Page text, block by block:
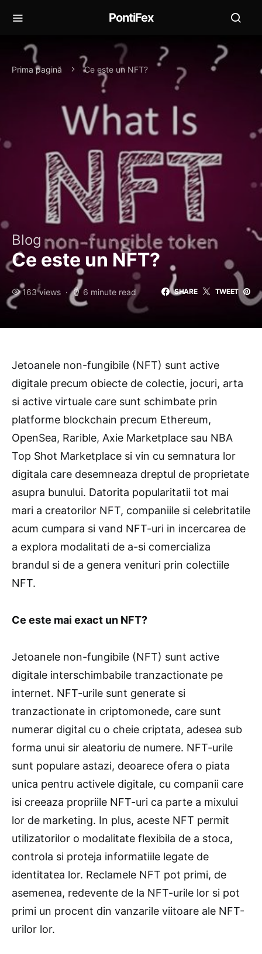
PontiFex
Prima pagină Ce este un NFT?
Blog
Ce este un NFT?
163 views 6 minute read SHARE TWEET
Jetoanele non-fungibile (NFT) sunt active
digitale precum obiecte de colectie, jocuri, arta
si active virtuale care sunt schimbate prin
platforme blockchain precum Ethereum,
OpenSea, Rarible, Axie Marketplace sau NBA
Top Shot Marketplace si vin cu semnatura lor
digitala care desemneaza dreptul de proprietate
asupra bunului. Datorita popularitatii tot mai
mari a creatorilor NFT, companiile si celebritatile
acum cumpara si vand NFT-uri in incercarea de
a explora modalitati de a-si comercializa
brandul si de a genera venituri prin colectiile
NFT.
Ce este mai exact un NFT?
Jetoanele non-fungibile (NFT) sunt active
digitale interschimbabile tranzactionate pe
internet. NFT-urile sunt generate si
tranzactionate in criptomonede, care sunt
numerar digital cu o cheie criptata, adesea sub
forma unui sir aleatoriu de numere. NFT-urile
sunt populare astazi, deoarece ofera o piata
unica pentru activele digitale, cu companii care
isi creeaza propriile NFT-uri ca parte a mixului
lor de marketing. In plus, aceste NFT permit
utilizatorilor o modalitate flexibila de a stoca,
controla si proteja informatiile legate de
identitatea lor. Reclamele NFT pot primi, de
asemenea, redevente de la NFT-urile lor si pot
primi un procent din vanzarile viitoare ale NFT-
urilor lor.